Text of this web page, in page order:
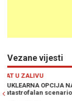
Vezane vijesti
RAT U ZALIVU
BLISKI ISTOK
izgubio rat sa